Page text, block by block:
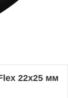
22х25 мм